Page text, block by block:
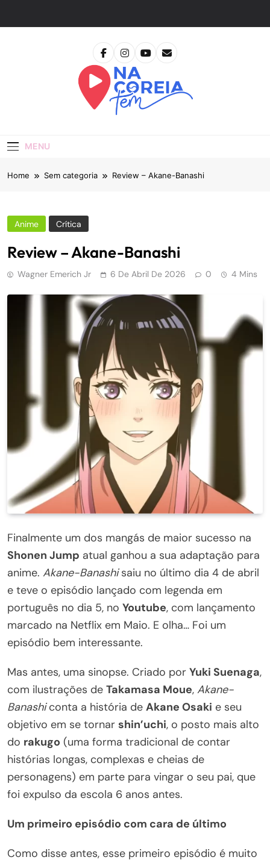
MENU
Home Sem categoria Review – Akane-Banashi
Anime Crítica
Review – Akane-Banashi
Wagner Emerich Jr 6 De Abril De 2026 0 4 Mins
Finalmente um dos mangás de maior sucesso na
Shonen Jump atual ganhou a sua adaptação para
anime. Akane-Banashisaiu no último dia 4 de abril
e teve o episódio lançado com legenda em
português no dia 5, no Youtube, com lançamento
marcado na Netflix em Maio. E olha… Foi um
episódio bem interessante.
Mas antes, uma sinopse. Criado por Yuki Suenaga,
com ilustrações de Takamasa Moue, Akane-
Banashiconta a história de Akane Osaki e seu
objetivo em se tornar shin’uchi, o posto mais alto
do rakugo (uma forma tradicional de contar
histórias longas, complexas e cheias de
personagens) em parte para vingar o seu pai, que
foi expulso da escola 6 anos antes.
Um primeiro episódio com cara de último
Como disse antes, esse primeiro episódio é muito